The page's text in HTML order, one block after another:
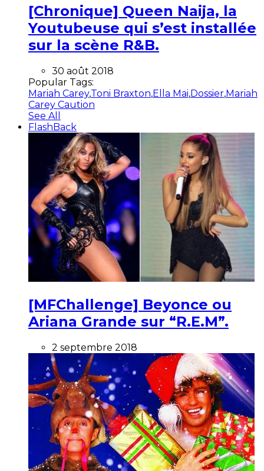
[Chronique] Queen Naija, la
Youtubeuse qui s’est installée
sur la scène R&B.
30 août 2018
Popular Tags:
Mariah Carey,Toni Braxton,Ella Mai,Dossier,Mariah
Carey Caution
See All
FlashBack
[MFChallenge] Beyonce ou
Ariana Grande sur “R.E.M”.
2 septembre 2018